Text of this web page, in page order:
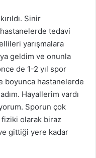
Sinir
tedavi
yarışmalara
geldim ve onunla
de 1-2 yıl spor
boyunca hastanelerde
Hayallerim vardı
Sporun çok
fiziki olarak biraz
gittiği yere kadar